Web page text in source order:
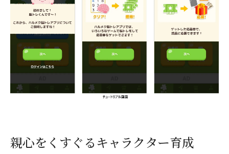
親心をくすぐるキャラクター育成